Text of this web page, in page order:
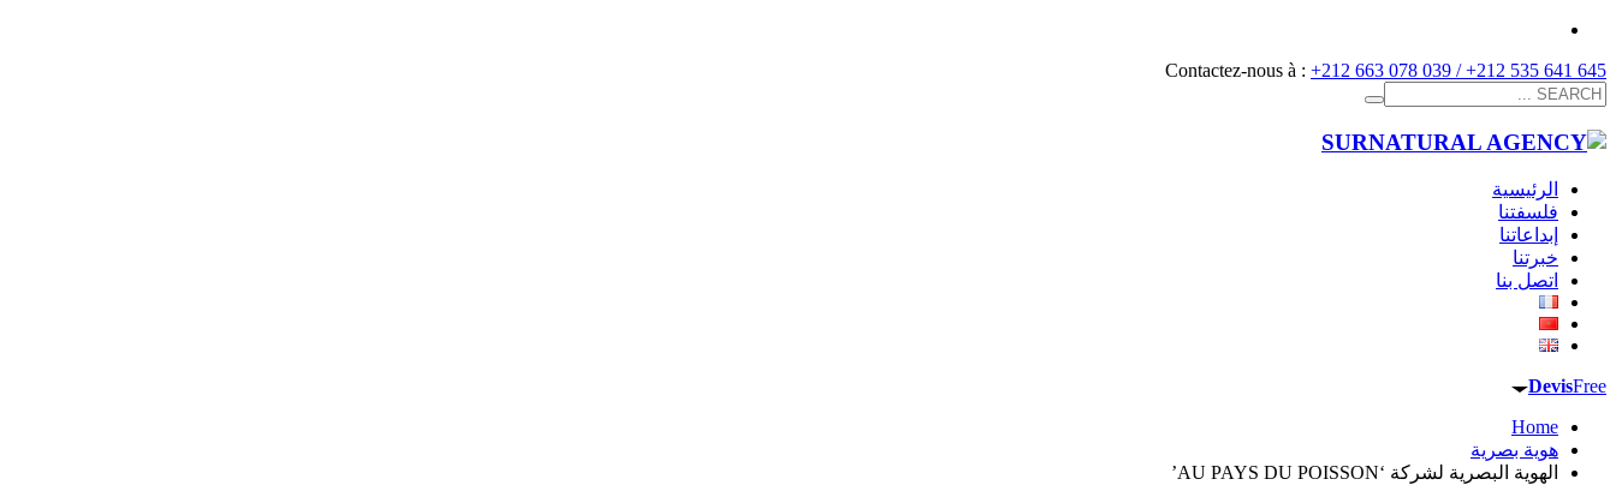
Contactez-nous à : +212 663 078 039 / +212 535 641 645
الرئيسية
فلسفتنا
إبداعاتنا
خبرتنا
اتصل بنا
DevisFree
Home
هوية بصرية
الهوية البصرية لشركة ‘AU PAYS DU POISSON’